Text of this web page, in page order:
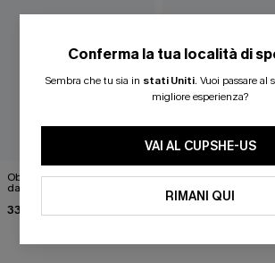
Obbligo o verità - Costume
da bagno monokini nero
33,00 €
Costume da bagno
monokini sfumato per
vacanze in barca a
Conferma la tua località di
Sembra che tu sia in stati Uniti. Vuoi passare al
migliore esperienza?
VAI AL CUPSHE-US
RIMANI QUI